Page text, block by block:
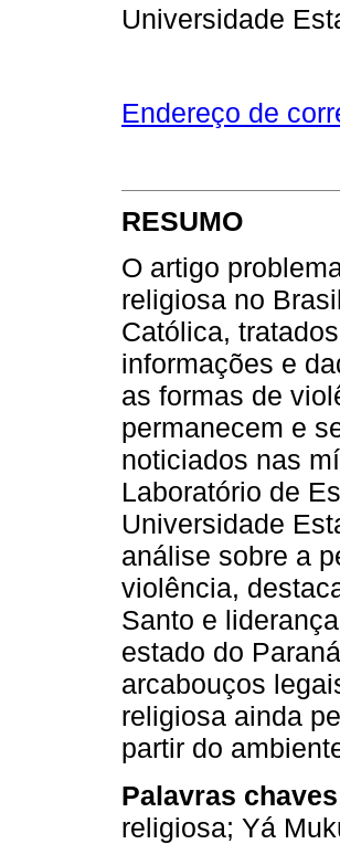
Universidade
Endereço de
RESUMO
O artigo
religiosa no
Católica,
informações e
as formas de
permanecem e
noticiados nas
Laboratório de
Universidade
análise sobre a
violência,
Santo e
estado do
arcabouços
religiosa ainda
partir do
Palavras chaves
religiosa; Yá